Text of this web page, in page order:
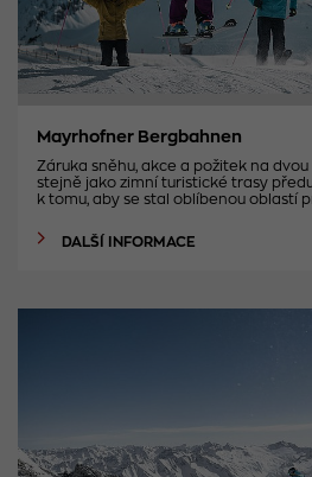
Mayrhofner Bergbahnen
Záruka sněhu, akce a požitek na
stejně jako zimní turistické trasy
k tomu, aby se stal oblíbenou oblastí
DALŠÍ INFORMACE